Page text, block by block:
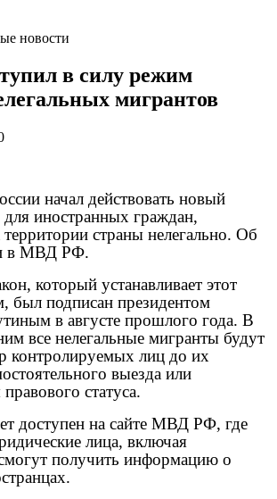
новости
в силу режим
мигрантов
начал действовать новый
иностранных граждан,
страны нелегально. Об
в МВД РФ.
который устанавливает этот
был подписан президентом
в августе прошлого года. В
все нелегальные мигранты будут
контролируемых лиц до их
выезда или
статуса.
доступен на сайте МВД РФ, где
лица, включая
получить информацию о